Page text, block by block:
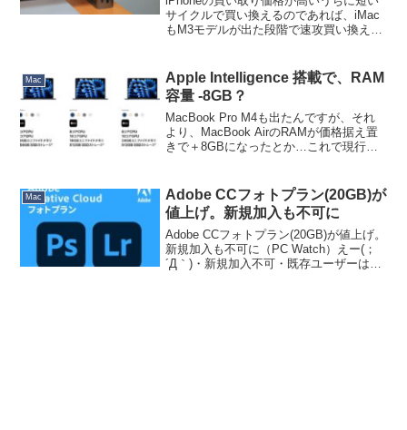
サイクルで買い換えるのであれば、iMac
もM3モデルが出た段階で速攻買い換える
モデルと比較して、バーゲン価格でなく
なり、かつ...
Mac
Apple Intelligence 搭載で、RAM
容量 -8GB？
MacBook Pro M4も出たんですが、それ
より、MacBook AirのRAMが価格据え置
きで＋8GBになったとか…これで現行型
ういうことをしているかと...
Mac
Adobe CCフォトプラン(20GB)が
値上げ。新規加入も不可に
Adobe CCフォトプラン(20GB)が値上げ。
新規加入も不可に（PC Watch）えー(；
´Д｀)・新規加入不可・既存ユーザーは